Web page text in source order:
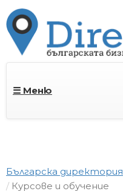
☰ Меню
Българска директория
Курсове и обучение